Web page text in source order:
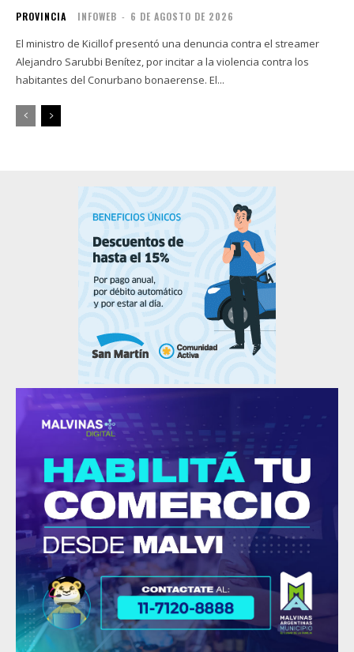
PROVINCIA INFOWEB - 6 DE AGOSTO DE 2026
El ministro de Kicillof presentó una denuncia contra el streamer
Alejandro Sarubbi Benítez, por incitar a la violencia contra los
habitantes del Conurbano bonaerense. El...